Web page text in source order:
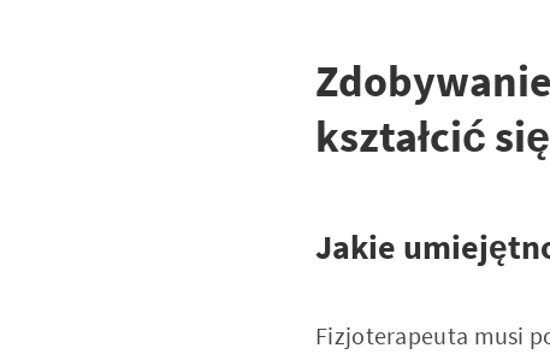
kształcić
Jakie
Fizjoterapeuta musi